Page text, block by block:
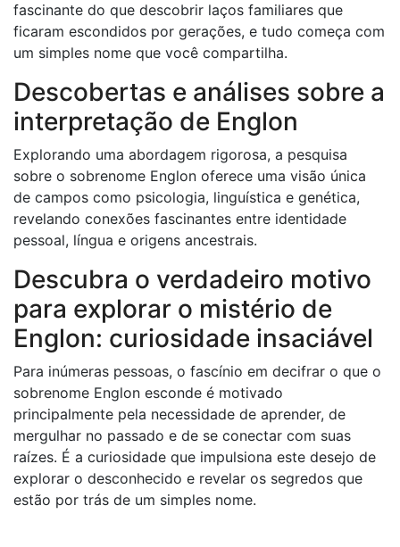
fascinante do que descobrir laços familiares que
ficaram escondidos por gerações, e tudo começa com
um simples nome que você compartilha.
Descobertas e análises sobre a
interpretação de Englon
Explorando uma abordagem rigorosa, a pesquisa
sobre o sobrenome Englon oferece uma visão única
de campos como psicologia, linguística e genética,
revelando conexões fascinantes entre identidade
pessoal, língua e origens ancestrais.
Descubra o verdadeiro motivo
para explorar o mistério de
Englon: curiosidade insaciável
Para inúmeras pessoas, o fascínio em decifrar o que o
sobrenome Englon esconde é motivado
principalmente pela necessidade de aprender, de
mergulhar no passado e de se conectar com suas
raízes. É a curiosidade que impulsiona este desejo de
explorar o desconhecido e revelar os segredos que
estão por trás de um simples nome.